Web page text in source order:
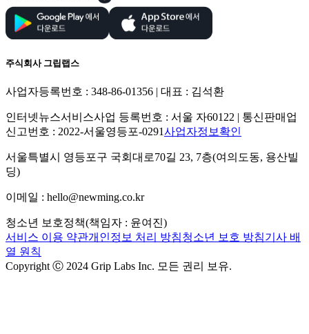
주식회사 그립랩스
사업자등록번호 : 348-86-01356 | 대표 : 김석환
인터넷뉴스서비스사업 등록번호 : 서울 자60122 | 통신판매업
신고번호 : 2022-서울영등포-0291사업자정보확인
서울특별시 영등포구 국회대로70길 23, 7층(여의도동, 용산빌
딩)
이메일 : hello@newming.co.kr
청소년 보호정책(책임자 : 윤여진)
서비스 이용 약관개인정보 처리 방침청소년 보호 방침기사 배
열 원칙
Copyright Ⓒ 2024 Grip Labs Inc. 모든 권리 보유.